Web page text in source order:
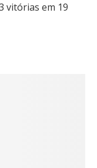
vitórias em 19